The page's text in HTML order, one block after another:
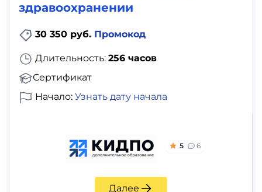
здравоохранении
30 350 руб. Промокод
Длительность: 256 часов
Сертификат
Начало: Узнать дату начала
5 6
Далее